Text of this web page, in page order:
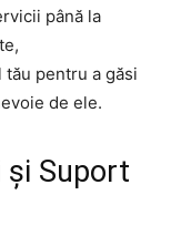
până la
pentru a găsi
de ele.
și Suport